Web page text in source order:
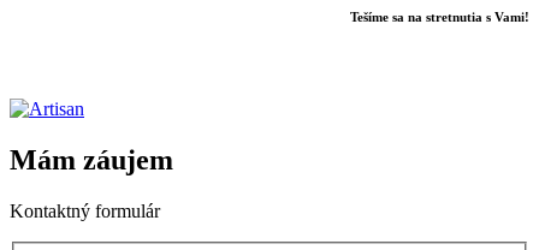
Tešíme sa na stretnutia s Vami!
Mám záujem
Kontaktný formulár